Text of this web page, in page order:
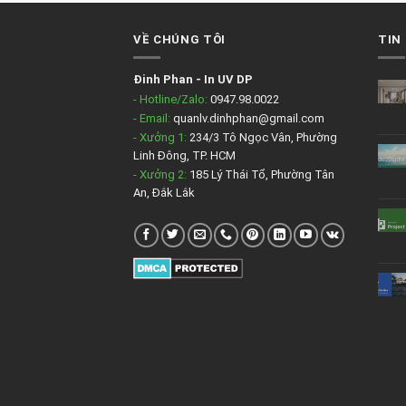
VỀ CHÚNG TÔI
Đinh Phan - In UV DP
- Hotline/Zalo: 0947.98.0022
- Email: quanlv.dinhphan@gmail.com
- Xưởng 1: 234/3 Tô Ngọc Vân, Phường
Linh Đông, TP. HCM
- Xưởng 2: 185 Lý Thái Tổ, Phường Tân
An, Đắk Lắk
TIN